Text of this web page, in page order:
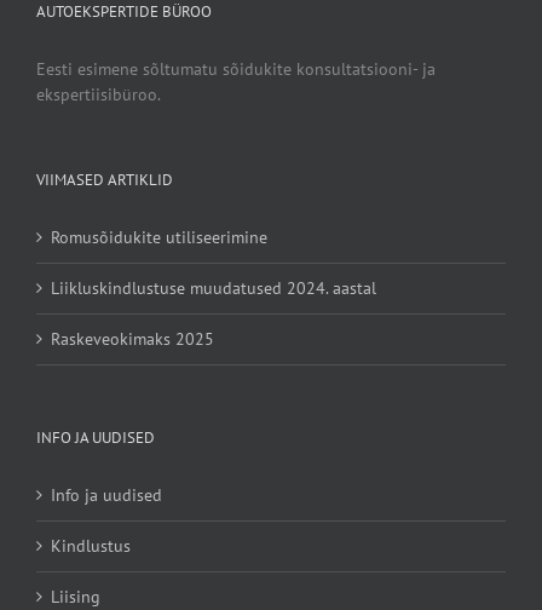
AUTOEKSPERTIDE BÜROO
Eesti esimene sõltumatu sõidukite konsultatsiooni- ja
ekspertiisibüroo.
VIIMASED ARTIKLID
Romusõidukite utiliseerimine
Liikluskindlustuse muudatused 2024. aastal
Raskeveokimaks 2025
INFO JA UUDISED
Info ja uudised
Kindlustus
Liising